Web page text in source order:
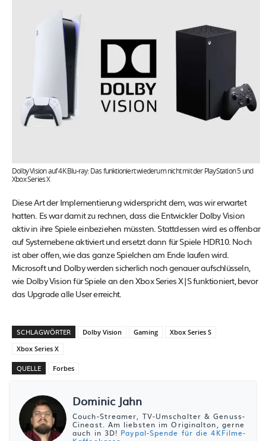
Dolby Vision auf 4K Blu-ray: Das funktioniert wiederum nicht mit der PlayStation 5 und
Xbox Series X
Diese Art der Implementierung widerspricht dem, was wir erwartet
hatten. Es war damit zu rechnen, dass die Entwickler Dolby Vision
aktiv in ihre Spiele einbeziehen müssten. Stattdessen wird es offenbar
auf Systemebene aktiviert und ersetzt dann für Spiele HDR10. Noch
ist aber offen, wie das ganze Spielchen am Ende laufen wird.
Microsoft und Dolby werden sicherlich noch genauer aufschlüsseln,
wie Dolby Vision für Spiele an den Xbox Series X|S funktioniert, bevor
das Upgrade alle User erreicht.
SCHLAGWÖRTER Dolby Vision Gaming
Xbox Series S
Xbox Series X
QUELLE Forbes
Dominic Jahn
Couch-Streamer, TV-Umschalter & Genuss-
Cineast. Am liebsten im Originalton, gerne
auch in 3D! Paypal-Spende für die 4KFilme-